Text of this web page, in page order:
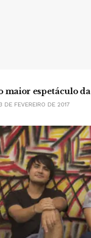
maior espetáculo
DE FEVEREIRO DE 2017